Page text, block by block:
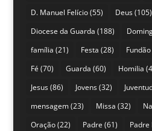
D. Manuel Felício(55) Deus(105)
Diocese da Guarda (188)
família (21) Festa (28) Fundão
Fé (70) Guarda (60) Homilia
Jesus(86) Jovens(32)
mensagem(23) Missa (32)
Oração(22) Padre (61)